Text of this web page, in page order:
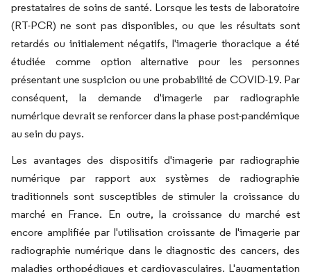
prestataires de soins de santé. Lorsque les tests de laboratoire
(RT-PCR) ne sont pas disponibles, ou que les résultats sont
retardés ou initialement négatifs, l'imagerie thoracique a été
étudiée comme option alternative pour les personnes
présentant une suspicion ou une probabilité de COVID-19. Par
conséquent, la demande d'imagerie par radiographie
numérique devrait se renforcer dans la phase post-pandémique
au sein du pays.
Les avantages des dispositifs d'imagerie par radiographie
numérique par rapport aux systèmes de radiographie
traditionnels sont susceptibles de stimuler la croissance du
marché en France. En outre, la croissance du marché est
encore amplifiée par l'utilisation croissante de l'imagerie par
radiographie numérique dans le diagnostic des cancers, des
maladies orthopédiques et cardiovasculaires. L'augmentation